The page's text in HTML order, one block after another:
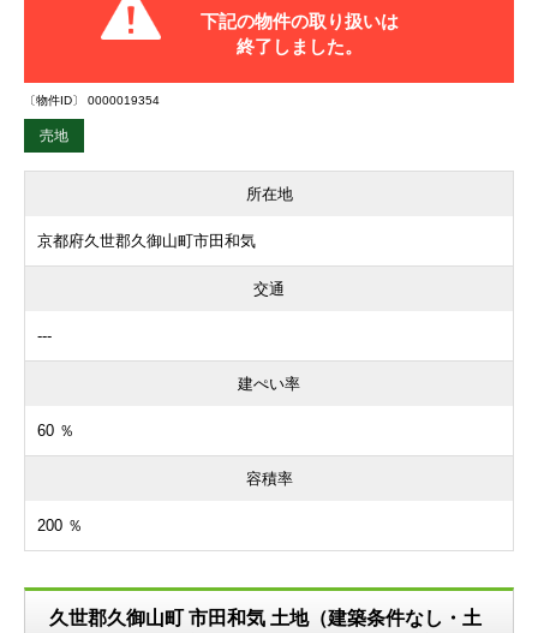
下記の物件の取り扱いは
終了しました。
〔物件ID〕 0000019354
売地
所在地
京都府久世郡久御山町市田和気
交通
---
建ぺい率
60 ％
容積率
200 ％
久世郡久御山町 市田和気 土地（建築条件なし・土